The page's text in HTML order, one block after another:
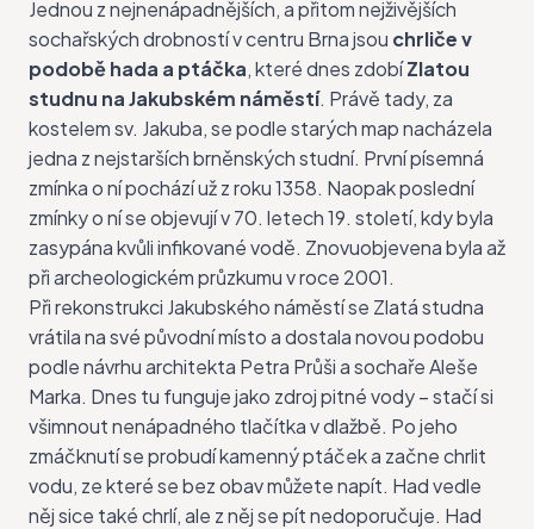
Jednou z nejnenápadnějších, a přitom nejživějších
sochařských drobností v centru Brna jsou chrliče v
podobě hada a ptáčka, které dnes zdobíZlatou
studnu na Jakubském náměstí. Právě tady, za
kostelem sv. Jakuba, se podle starých map nacházela
jedna z nejstarších brněnských studní. První písemná
zmínka o ní pochází už z roku 1358. Naopak poslední
zmínky o ní se objevují v 70. letech 19. století, kdy byla
zasypána kvůli infikované vodě. Znovuobjevena byla až
při archeologickém průzkumu v roce 2001.
Při rekonstrukci Jakubského náměstí se Zlatá studna
vrátila na své původní místo a dostala novou podobu
podle návrhu architekta Petra Průši a sochaře Aleše
Marka. Dnes tu funguje jako zdroj pitné vody – stačí si
všimnout nenápadného tlačítka v dlažbě. Po jeho
zmáčknutí se probudí kamenný ptáček a začne chrlit
vodu, ze které se bez obav můžete napít. Had vedle
něj sice také chrlí, ale z něj se pít nedoporučuje. Had